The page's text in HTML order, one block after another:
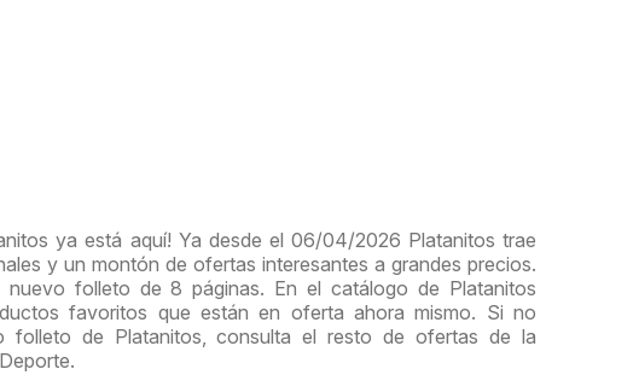
ya está aquí! Ya desde el 06/04/2026 Platanitos trae
y un montón de ofertas interesantes a grandes precios.
folleto de 8 páginas. En el catálogo de Platanitos
favoritos que están en oferta ahora mismo. Si no
folleto de Platanitos, consulta el resto de ofertas de la